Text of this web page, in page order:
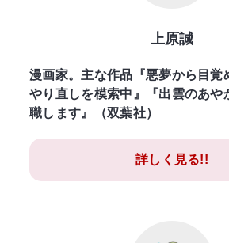
上原誠
漫画家。主な作品『悪夢から目覚
やり直しを模索中』『出雲のあや
職します』（双葉社）
詳しく見る!!